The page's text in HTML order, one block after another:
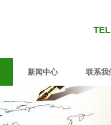
新闻中心 联系我